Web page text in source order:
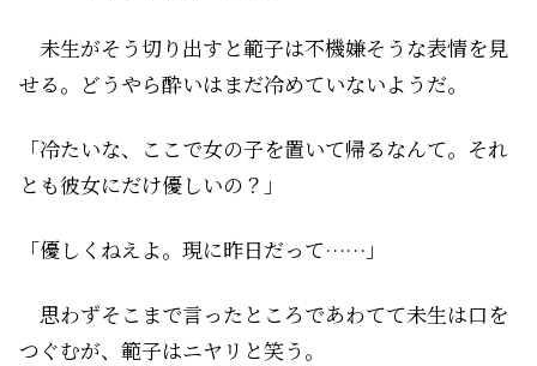
未生がそう切り出すと範子は不機嫌そうな表情を見
せる。どうやら酔いはまだ冷めていないようだ。
「冷たいな、ここで女の子を置いて帰るなんて。それ
とも彼女にだけ優しいの？」
「優しくねえよ。現に昨日だって……」
思わずそこまで言ったところであわてて未生は口を
つぐむが、範子はニヤリと笑う。